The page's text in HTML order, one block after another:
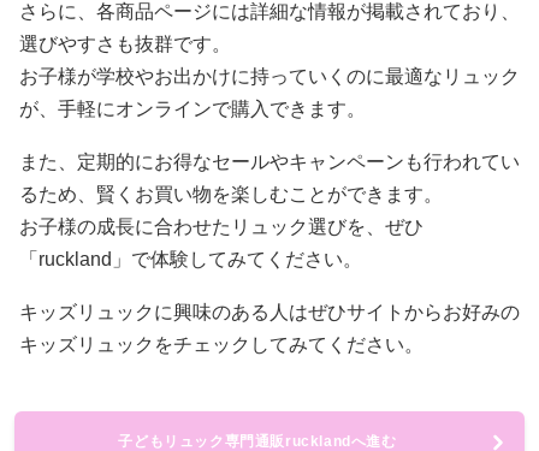
さらに、各商品ページには詳細な情報が掲載されており、
選びやすさも抜群です。
お子様が学校やお出かけに持っていくのに最適なリュック
が、手軽にオンラインで購入できます。
また、定期的にお得なセールやキャンペーンも行われてい
るため、賢くお買い物を楽しむことができます。
お子様の成長に合わせたリュック選びを、ぜひ
「ruckland」で体験してみてください。
キッズリュックに興味のある人はぜひサイトからお好みの
キッズリュックをチェックしてみてください。
子どもリュック専門通販rucklandへ進む